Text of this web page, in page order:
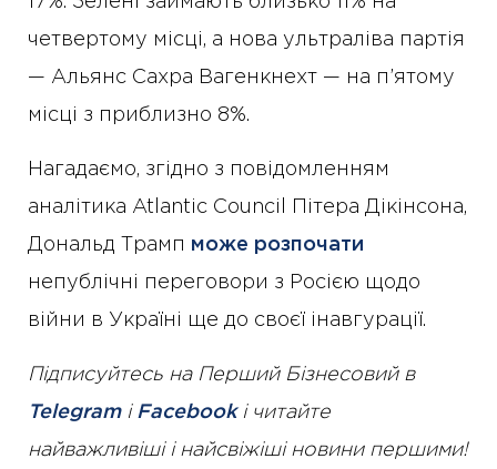
четвертому місці, а нова ультраліва партія
— Альянс Сахра Вагенкнехт — на п’ятому
місці з приблизно 8%.
Нагадаємо, згідно з повідомленням
аналітика Atlantic Council Пітера Дікінсона,
Дональд Трамп може розпочати
непублічні переговори з Росією щодо
війни в Україні ще до своєї інавгурації.
Підписуйтесь на Перший Бізнесовий в
Telegramі Facebookі читайте
найважливіші і найсвіжіші новини першими!